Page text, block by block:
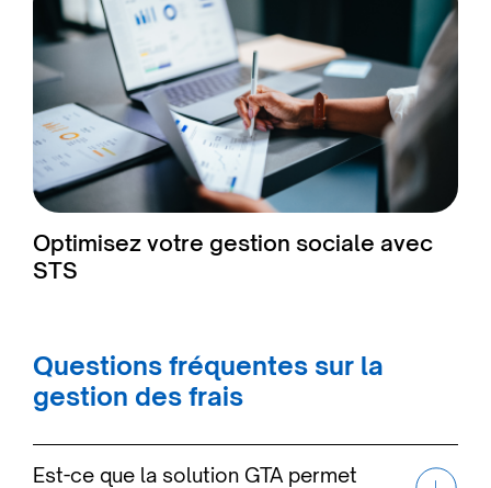
Optimisez votre gestion sociale avec
STS
Questions fréquentes sur la
gestion des frais
Est-ce que la solution GTA permet